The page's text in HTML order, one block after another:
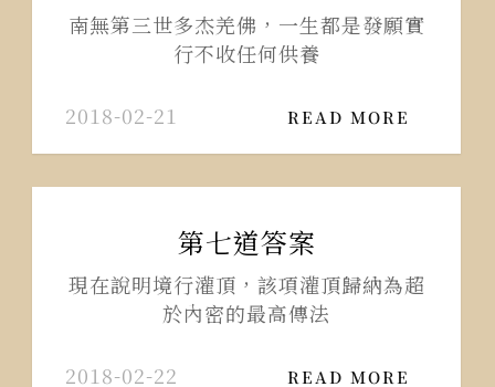
南無第三世多杰羌佛，一生都是發願實
行不收任何供養
2018-02-21 READ MORE
第七道答案
現在說明境行灌頂，該項灌頂歸納為超
於內密的最高傳法
2018-02-22 READ MORE